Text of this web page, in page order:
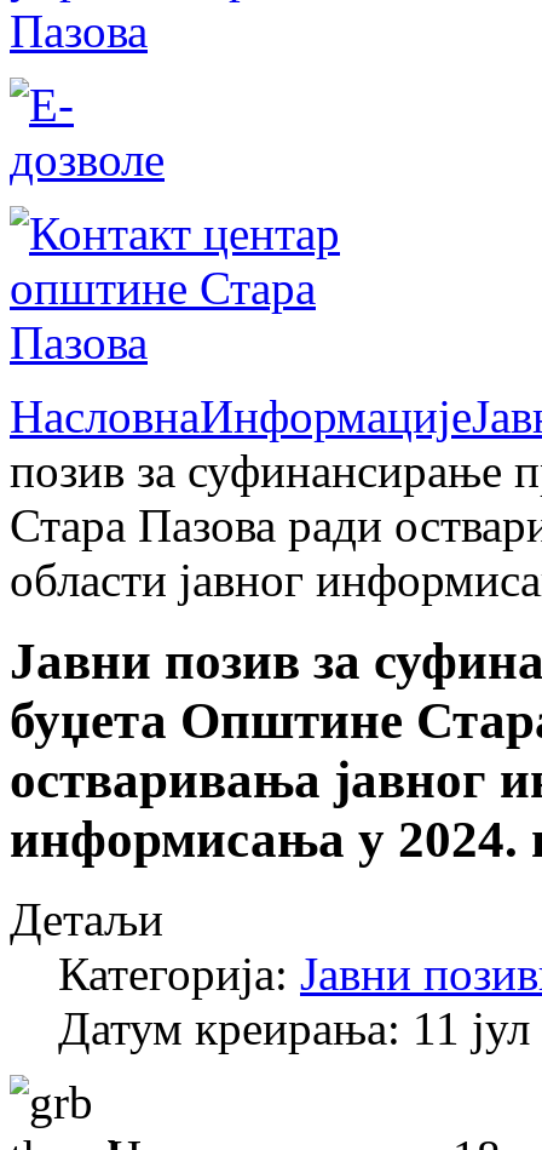
НасловнаИнформације
позив за суфинансирање
Стара Пазова ради
области јавног
Јавни позив за
буџета Општине
остваривања јавног
информисања у 2024.
Детаљи
Категорија: Јавни
Датум креирања: 11